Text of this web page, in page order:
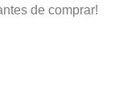
de comprar!